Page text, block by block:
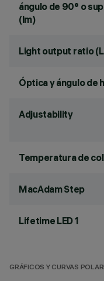
ángulo de 90° o
(lm)
Light output ratio
Óptica y ángulo de
Adjustability
Temperatura de
MacAdam Step
Lifetime LED 1
GRÁFICOS Y CURVAS